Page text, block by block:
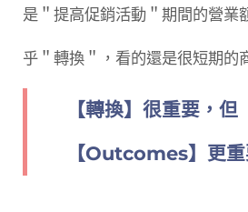
是＂提高促銷活動＂期間的營業
乎＂轉換＂，看的還是很短期的
【轉換】很重要，但
【Outcomes】更重